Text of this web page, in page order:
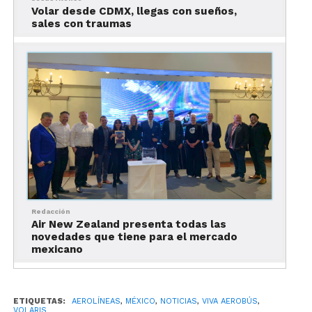
Temporada de Fin de Año:
Diciembre
Durante estos picos, la alta demanda permite a
todas las compañías aéreas, sin importar su
modelo de negocio, ajustar sus precios al alza,
minimizando las diferencias entre ellas.
Volar desde CDMX, llegas con sueños,
sales con traumas
Redacción
Air New Zealand presenta todas las
novedades que tiene para el mercado
mexicano
ETIQUETAS: AEROLÍNEAS, MÉXICO, NOTICIAS, VIVA AEROBÚS,
VOLARIS